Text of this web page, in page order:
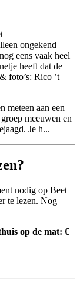
ongekend
eens vaak heel
heeft dat de
foto’s: Rico ’t
meteen aan een
meeuwen en
Je h...
nodig op Beet
te lezen. Nog
op de mat: €